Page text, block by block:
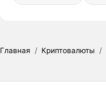
Главная / Криптовалюты /